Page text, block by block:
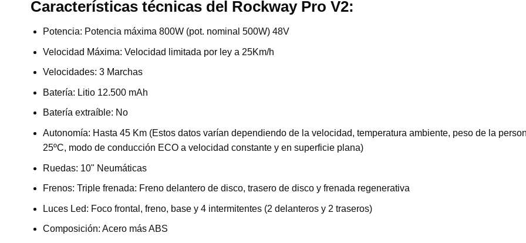
Características técnicas del Rockway Pro V2:
Potencia: Potencia máxima 800W (pot. nominal 500W) 48V
Velocidad Máxima: Velocidad limitada por ley a 25Km/h
Velocidades: 3 Marchas
Batería: Litio 12.500 mAh
Batería extraíble: No
Autonomía: Hasta 45 Km (Estos datos varían dependiendo de la velocidad, temperatura ambiente, peso de la
25ºC, modo de conducción ECO a velocidad constante y en superficie plana)
Ruedas: 10" Neumáticas
Frenos: Triple frenada: Freno delantero de disco, trasero de disco y frenada regenerativa
Luces Led: Foco frontal, freno, base y 4 intermitentes (2 delanteros y 2 traseros)
Composición: Acero más ABS